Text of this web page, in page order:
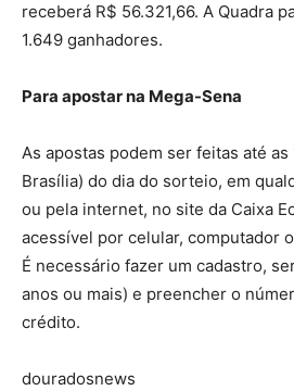
receberá R$ 56.321,66. A Quadra
1.649 ganhadores.
Para apostar na Mega-Sena
As apostas podem ser feitas até
Brasília) do dia do sorteio, em
ou pela internet, no site da Caixa
acessível por celular, computador
É necessário fazer um cadastro,
anos ou mais) e preencher o
crédito.
douradosnews